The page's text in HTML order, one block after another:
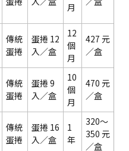
月
傳統
蛋捲
蛋捲 12
入／盒
12
個
月
427 元
／盒
傳統
蛋捲
蛋捲 9
入／盒
10
個
月
470 元
／盒
傳統
蛋捲
蛋捲 16
入／盒
1
年
320～
350 元
／盒